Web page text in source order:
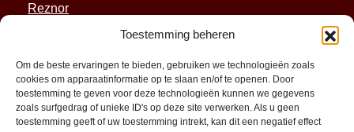
Toestemming beheren
Om de beste ervaringen te bieden, gebruiken we technologieën zoals
cookies om apparaatinformatie op te slaan en/of te openen. Door
toestemming te geven voor deze technologieën kunnen we gegevens
zoals surfgedrag of unieke ID's op deze site verwerken. Als u geen
toestemming geeft of uw toestemming intrekt, kan dit een negatief effect
Reznor
Snelle koppelingen
Reserveonderdelen
Toepassingen